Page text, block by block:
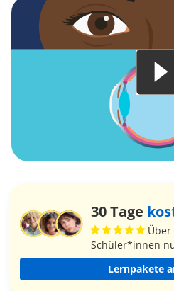
30 Tage
Schüler*innen
Lernpakete